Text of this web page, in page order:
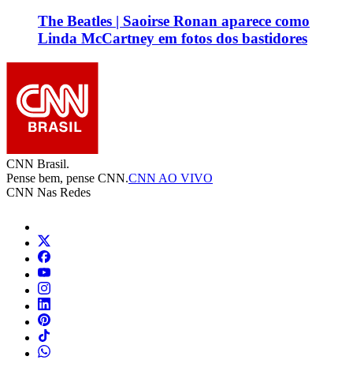
The Beatles | Saoirse Ronan aparece como
Linda McCartney em fotos dos bastidores
CNN Brasil.
Pense bem, pense CNN.CNN AO VIVO
CNN Nas Redes